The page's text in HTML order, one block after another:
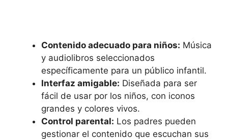
Contenido adecuado para niños: Música
y audiolibros seleccionados
específicamente para un público infantil.
Interfaz amigable: Diseñada para ser
fácil de usar por los niños, con iconos
grandes y colores vivos.
Control parental: Los padres pueden
gestionar el contenido que escuchan sus